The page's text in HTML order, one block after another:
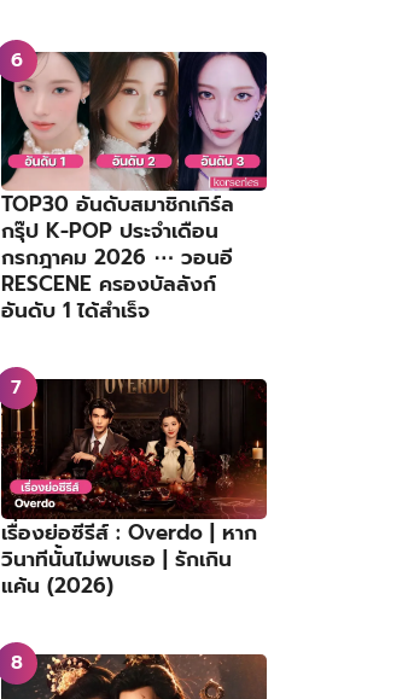
TOP30 อันดับสมาชิกเกิร์ล
กรุ๊ป K-POP ประจำเดือน
กรกฎาคม 2026 ⋯ วอนอี
RESCENE ครองบัลลังก์
อันดับ 1 ได้สำเร็จ
เรื่องย่อซีรีส์ : Overdo | หาก
วินาทีนั้นไม่พบเธอ | รักเกิน
แค้น (2026)